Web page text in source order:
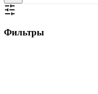
Фильтры